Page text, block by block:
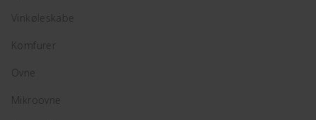
Vinkøleskabe
Komfurer
Ovne
Mikroovne